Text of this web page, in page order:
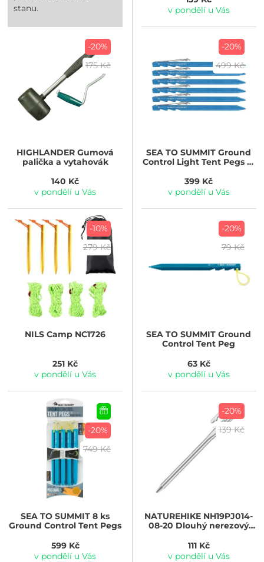
stanu.
v pondělí u Vás
-20%
175 Kč
HIGHLANDER Gumová
palička a vytahovák
140 Kč
v pondělí u Vás
-20%
499 Kč
SEA TO SUMMIT Ground
Control Light Tent Pegs (6
399 Kč
v pondělí u Vás
-10%
279 Kč
NILS Camp NC1726
251 Kč
v pondělí u Vás
-20%
79 Kč
SEA TO SUMMIT Ground
Control Tent Peg
63 Kč
v pondělí u Vás
-20%
749 Kč
SEA TO SUMMIT 8 ks
Ground Control Tent Pegs
599 Kč
v pondělí u Vás
-20%
139 Kč
NATUREHIKE NH19PJ014-
08-20 Dlouhý nerezový
111 Kč
v pondělí u Vás